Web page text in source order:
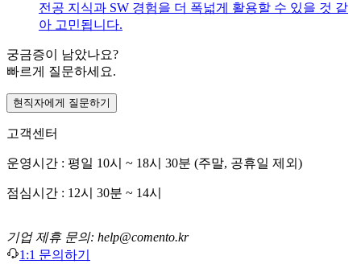
전공 지식과 SW 경험을 더 폭넓게 활용할 수 있을 것 같
아 고민됩니다.
궁금증이 남았나요?
빠르게 질문하세요.
현직자에게 질문하기
고객센터
운영시간 : 평일 10시 ~ 18시 30분 (주말, 공휴일 제외)
점심시간 : 12시 30분 ~ 14시
기업 제휴 문의: help@comento.kr
1:1 문의하기